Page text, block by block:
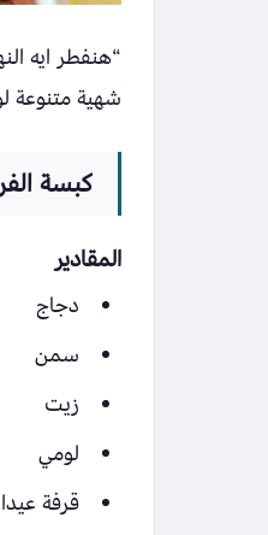
“هنفطر ايه
شهية متنوعة
كبسة
المقادير
دجاج
سمن
زيت
لومي
قرفة